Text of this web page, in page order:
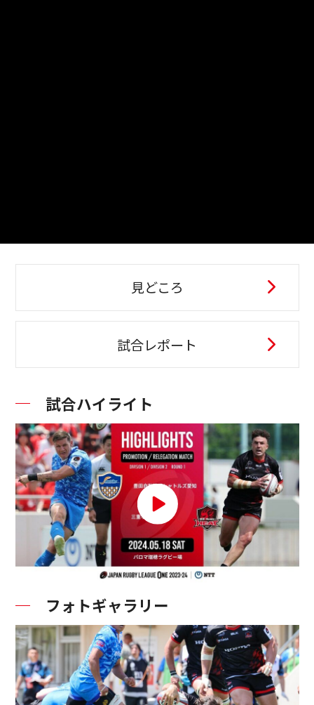
見どころ
試合レポート
試合ハイライト
フォトギャラリー